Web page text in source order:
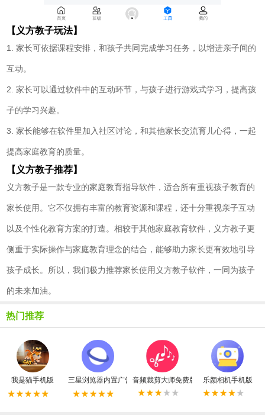
【义方教子玩法】
1. 家长可依据课程安排，和孩子共同完成学习任务，以增进亲子间的
互动。
2. 家长可以通过软件中的互动环节，与孩子进行游戏式学习，提高孩
子的学习兴趣。
3. 家长能够在软件里加入社区讨论，和其他家长交流育儿心得，一起
提高家庭教育的质量。
【义方教子推荐】
义方教子是一款专业的家庭教育指导软件，适合所有重视孩子教育的
家长使用。它不仅拥有丰富的教育资源和课程，还十分重视亲子互动
以及个性化教育方案的打造。相较于其他家庭教育软件，义方教子更
侧重于实际操作与家庭教育理念的结合，能够助力家长更有效地引导
孩子成长。所以，我们极力推荐家长使用义方教子软件，一同为孩子
的未来加油。
热门推荐
我是猫手机版 三星浏览器内置广告拦截器最新版
音频裁剪大师免费版 乐颜相机手机版